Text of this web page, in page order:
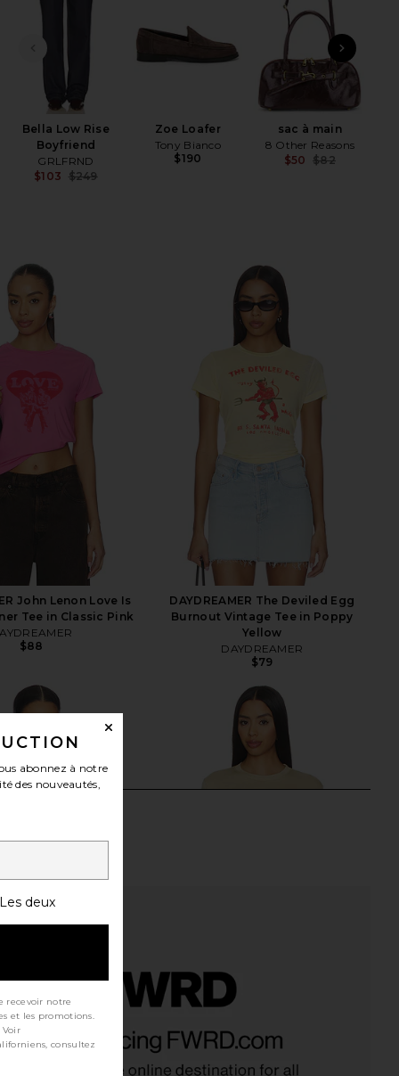
DIAPOSITIVE PRÉCÉDENTE
Bella Low Rise
Boyfriend
GRLFRND
$103 $249
Zoe Loafer
Tony Bianco
$190
sac à main
8 Other Reasons
$50
$82
John Lenon Love Is
Tee in Classic Pink
$88
DAYDREAMER The Deviled Egg
Burnout Vintage Tee in Poppy
Yellow
DAYDREAMER
$79
Boots For Walking
in Vintage Black
Vintage Tissue Tee in Camel
$58
abonnez à notre
des nouveautés,
Les deux
recevoir notre
et les promotions.